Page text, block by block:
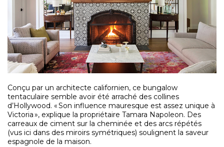
Conçu par un architecte californien, ce bungalow
tentaculaire semble avoir été arraché des collines
d’Hollywood. « Son influence mauresque est assez unique à
Victoria », explique la propriétaire Tamara Napoleon. Des
carreaux de ciment sur la cheminée et des arcs répétés
(vus ici dans des miroirs symétriques) soulignent la saveur
espagnole de la maison.